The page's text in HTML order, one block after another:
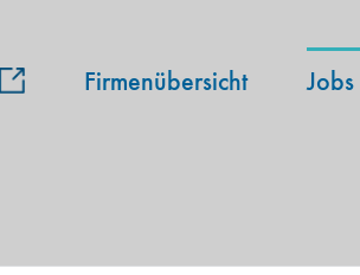
Firmenübersicht